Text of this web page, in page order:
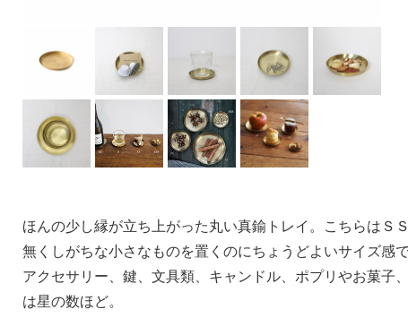
ほんの少し縁が立ち上がった丸い真鍮トレイ。こちらはＳＳ
無くしがちな小さなものを置くのにちょうどよいサイズ感で
アクセサリー、鍵、文具類、キャンドル、ポプリやお菓子
は星の数ほど。